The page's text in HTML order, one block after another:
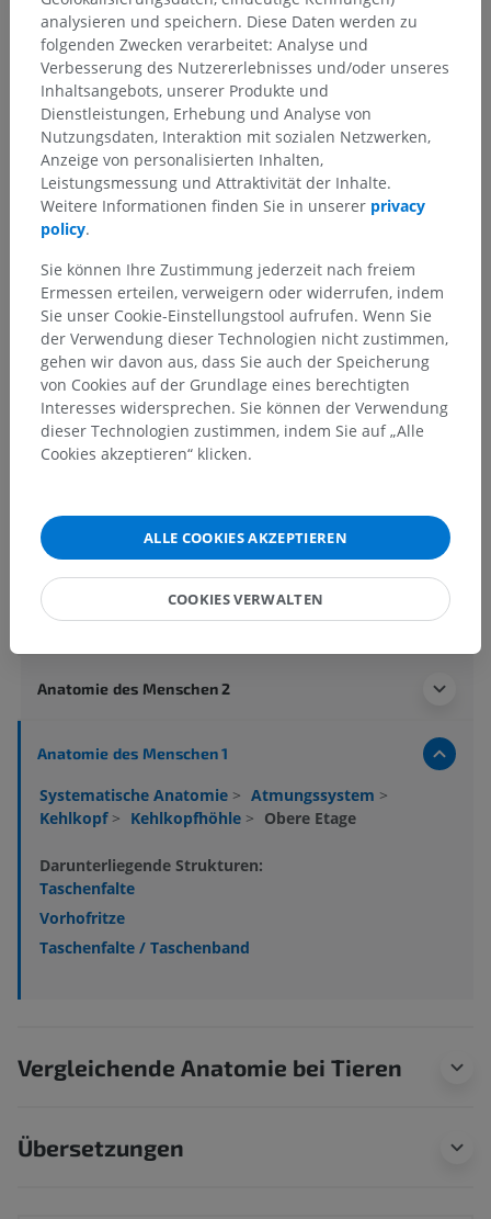
Anatomische Hierarchie
Anatomie des Menschen 2
Anatomie des Menschen 1
Systematische Anatomie > Atmungssystem >
Kehlkopf > Kehlkopfhöhle > Obere Etage
Darunterliegende Strukturen:
Taschenfalte
Vorhofritze
Taschenfalte / Taschenband
Vergleichende Anatomie bei Tieren
Übersetzungen
analysieren und speichern. Diese Daten werden zu
folgenden Zwecken verarbeitet: Analyse und
Verbesserung des Nutzererlebnisses und/oder unseres
Inhaltsangebots, unserer Produkte und
Dienstleistungen, Erhebung und Analyse von
Nutzungsdaten, Interaktion mit sozialen Netzwerken,
Anzeige von personalisierten Inhalten,
Leistungsmessung und Attraktivität der Inhalte.
Weitere Informationen finden Sie in unserer privacy
policy.
Sie können Ihre Zustimmung jederzeit nach freiem
Ermessen erteilen, verweigern oder widerrufen, indem
Sie unser Cookie-Einstellungstool aufrufen. Wenn Sie
der Verwendung dieser Technologien nicht zustimmen,
gehen wir davon aus, dass Sie auch der Speicherung
von Cookies auf der Grundlage eines berechtigten
Interesses widersprechen. Sie können der Verwendung
dieser Technologien zustimmen, indem Sie auf „Alle
Cookies akzeptieren“ klicken.
ALLE COOKIES AKZEPTIEREN
COOKIES VERWALTEN